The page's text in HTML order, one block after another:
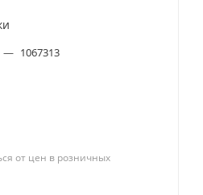
— 1067313
от цен в розничных